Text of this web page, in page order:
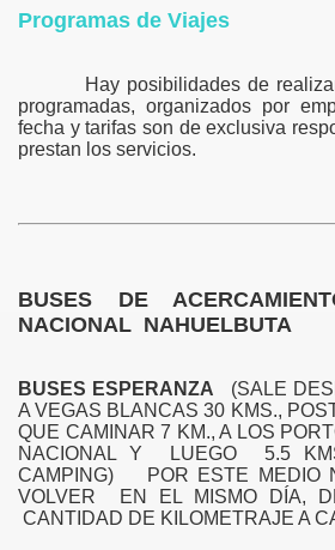
Programas de Viajes
Hay posibilidades de realizar
programadas, organizados por
fecha y tarifas son de exclusiva
prestan los servicios.
BUSES DE
NACIONAL NAHUELBUTA
BUSES ESPERANZA (SALE
A VEGAS BLANCAS 30 KMS.,
QUE CAMINAR 7 KM., A LOS
NACIONAL Y LUEGO 5.5
CAMPING) POR ESTE MEDIO
VOLVER EN EL MISMO DÍA,
CANTIDAD DE KILOMETRAJE A